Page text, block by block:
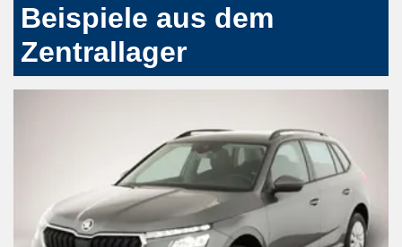
Beispiele aus dem
Zentrallager